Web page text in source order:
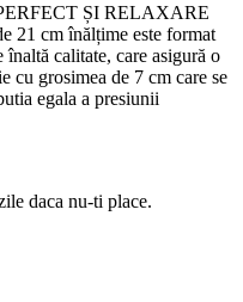
ȘI RELAXARE
cm înălțime este format
calitate, care asigură o
cu grosimea de 7 cm care se
egala a presiunii
daca nu-ti place.